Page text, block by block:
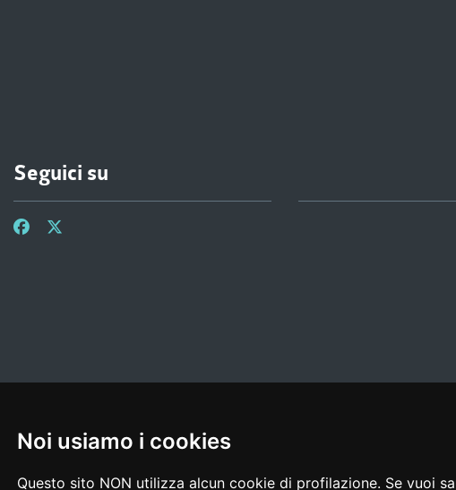
Noi usiamo i cookies
Questo sito NON utilizza alcun cookie di profilazione. Se vuoi
Seguici su
privacy |social media policy | dichiarazione di accessibilità | feedback